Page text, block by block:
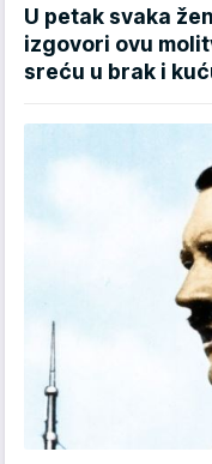
U petak svaka
izgovori ovu
sreću u brak i